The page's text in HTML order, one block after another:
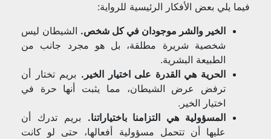
فيما يلي بعض الأفكار الرئيسية للرواية:
الخير والشر موجودان في كل شخص. الشيطان ليس
شخصية شريرة مطلقة، بل هو مجرد جانب من
الطبيعة البشرية.
الحرية هي القدرة على اختيار الخير. بريم تختار أن
ترفض عرض الشيطان، مما يثبت أنها حرة في
اختيار الخير.
المسؤولية هي التزامنا باختياراتنا. بريم تدرك أن
عليها أن تتحمل مسؤولية أفعالها، حتى لو كانت